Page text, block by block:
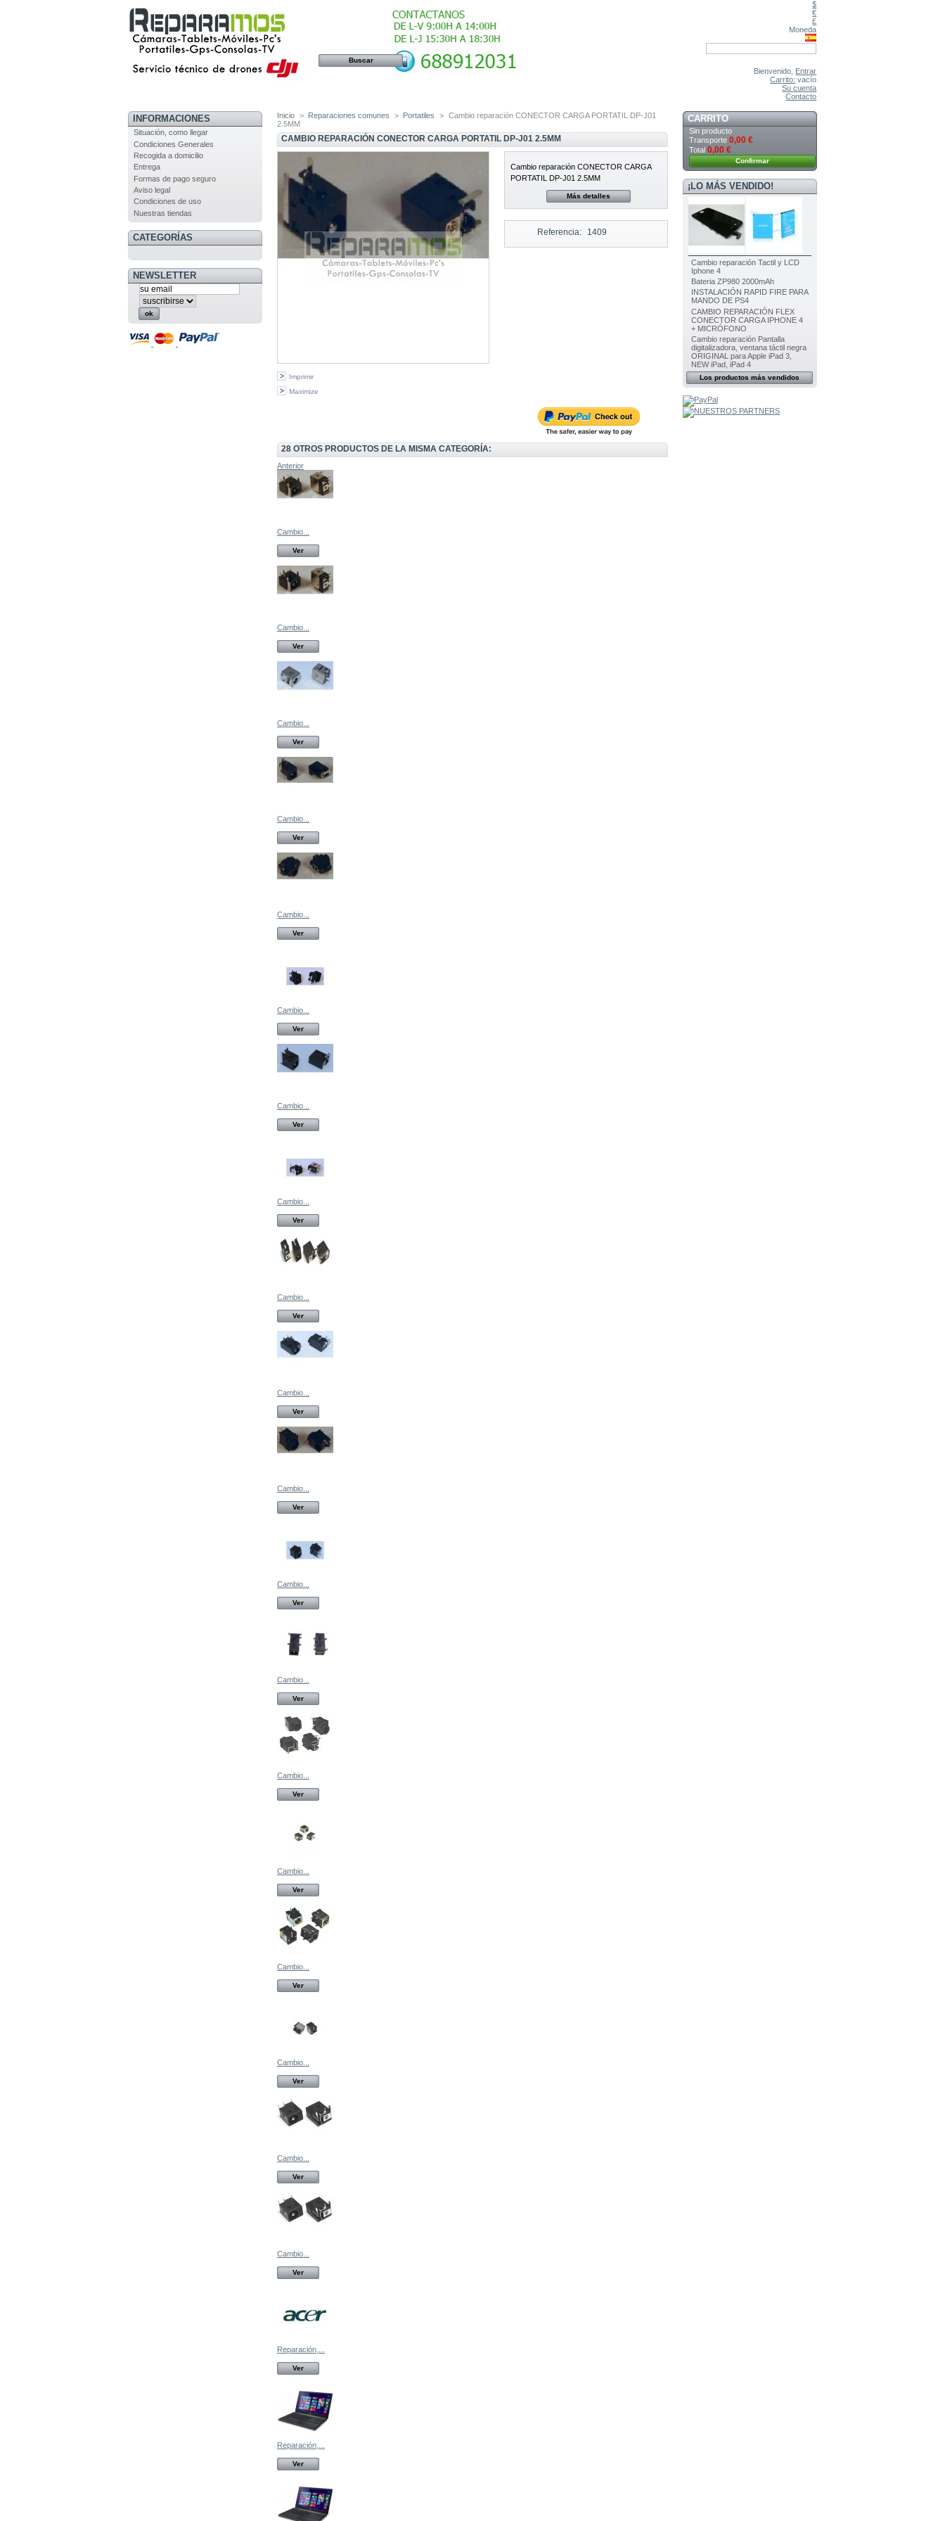
$
€
£
Moneda
Bienvenido, Entrar
Carrito: vacío
Su cuenta
Contacto
INFORMACIONES
Situación, como llegar
Condiciones Generales
Recogida a domicilio
Entrega
Formas de pago seguro
Aviso legal
Condiciones de uso
Nuestras tiendas
CATEGORÍAS
NEWSLETTER
Inicio > Reparaciones comunes > Portatiles > Cambio reparación CONECTOR CARGA PORTATIL DP-J01
2.5MM
CAMBIO REPARACIÓN CONECTOR CARGA PORTATIL DP-J01 2.5MM
Imprimir
Maximize
Cambio reparación CONECTOR CARGA
PORTATIL DP-J01 2.5MM
Más detalles
Referencia: 1409
28 OTROS PRODUCTOS DE LA MISMA CATEGORÍA:
Anterior
Cambio...
Ver
Cambio...
Ver
Cambio...
Ver
Cambio...
Ver
Cambio...
Ver
Cambio...
Ver
Cambio...
Ver
Cambio...
Ver
Cambio...
Ver
Cambio...
Ver
Cambio...
Ver
Cambio...
Ver
Cambio...
Ver
Cambio...
Ver
Cambio...
Ver
Cambio...
Ver
Cambio...
Ver
Cambio...
Ver
Cambio...
Ver
Reparación,...
Ver
Reparación,...
Ver
CARRITO
Sin producto
Transporte 0,00 €
Total 0,00 €
Confirmar
¡LO MÁS VENDIDO!
Cambio reparación Tactil y LCD
Iphone 4
Bateria ZP980 2000mAh
INSTALACIÓN RAPID FIRE PARA
MANDO DE PS4
CAMBIO REPARACIÓN FLEX
CONECTOR CARGA IPHONE 4
+ MICRÓFONO
Cambio reparación Pantalla
digitalizadora, ventana táctil negra
ORIGINAL para Apple iPad 3,
NEW iPad, iPad 4
Los productos más vendidos